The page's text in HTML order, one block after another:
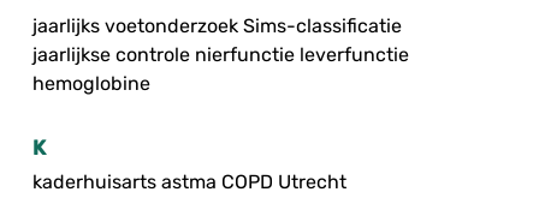
jaarlijks voetonderzoek Sims-classificatie
jaarlijkse controle nierfunctie leverfunctie
hemoglobine
K
kaderhuisarts astma COPD Utrecht